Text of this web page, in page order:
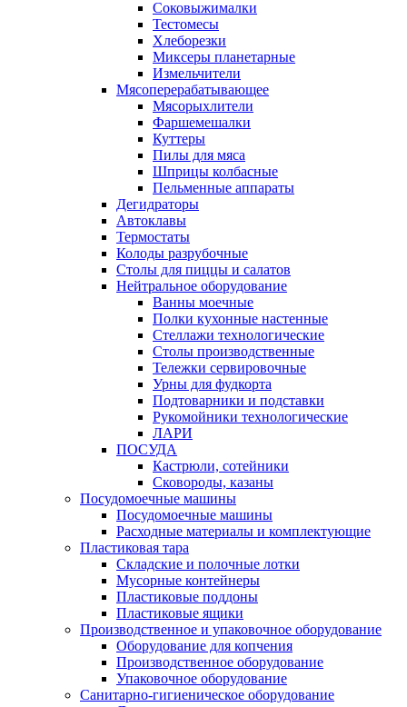
Соковыжималки
Тестомесы
Хлеборезки
Миксеры планетарные
Измельчители
Мясоперерабатывающее
Мясорыхлители
Фаршемешалки
Куттеры
Пилы для мяса
Шприцы колбасные
Пельменные аппараты
Дегидраторы
Автоклавы
Термостаты
Колоды разрубочные
Столы для пиццы и салатов
Нейтральное оборудование
Ванны моечные
Полки кухонные настенные
Стеллажи технологические
Столы производственные
Тележки сервировочные
Урны для фудкорта
Подтоварники и подставки
Рукомойники технологические
ЛАРИ
ПОСУДА
Кастрюли, сотейники
Сковороды, казаны
Посудомоечные машины
Посудомоечные машины
Расходные материалы и комплектующие
Пластиковая тара
Складские и полочные лотки
Мусорные контейнеры
Пластиковые поддоны
Пластиковые ящики
Производственное и упаковочное оборудование
Оборудование для копчения
Производственное оборудование
Упаковочное оборудование
Санитарно-гигиеническое оборудование